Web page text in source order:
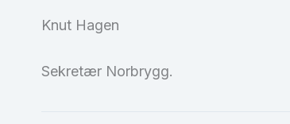
Knut Hagen
Sekretær Norbrygg.